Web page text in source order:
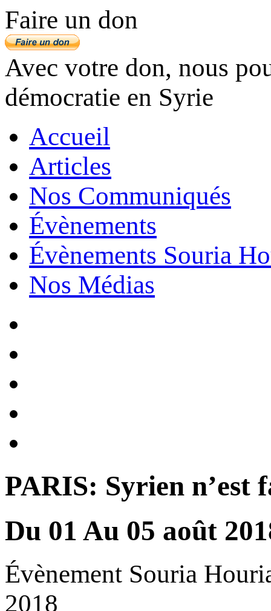
Faire un don
Avec votre don, nous
démocratie en Syrie
Accueil
Articles
Nos Communiqués
Évènements
Évènements Souria
Nos Médias
PARIS: Syrien n’est
Du 01 Au 05 août
Évènement Souria
2018